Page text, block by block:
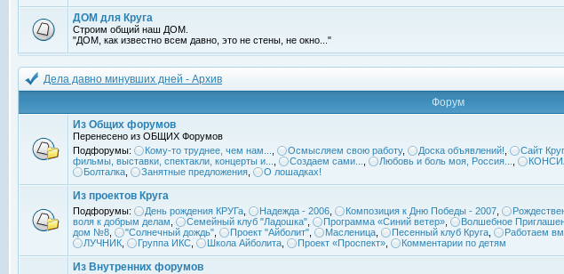
ДОМ для Круга
Строим общий наш ДОМ.
"ДОМ, как известно всем давно, это не стены, не окно..."
Дела давно минувших дней - Архив
Форум
Из Общих форумов
Перенесено из ОБЩИХ Форумов
Подфорумы:
Кому-то труднее, чем нам... Осмысляем свою работу, Доска объявлений! Сайт
фильмы, выставки, спектакли, концерты и...
Создаем сами... Любовь и боль моя, Россия...
Болталка
Занятные предложения О лошадках!
Из проектов Круга
Подфорумы: День рождения КРУГа Надежда - 2006 Композиция к Дню Победы - 2007
воля к добрым делам
Семейный клуб "Ладошка" Программа «Синий ветер» Волшебное
дом №8
"Солнечный дождь" Проект "Айболит" Масленица Песенный клуб Круга Работаем
ЛУЧНИК
Группа ИКС Школа Айболита Проект «Проспект» Комментарии по детям
Из Внутренних форумов